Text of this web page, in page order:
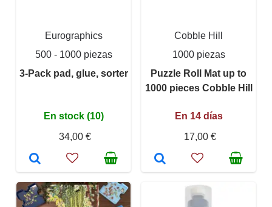
Eurographics
500 - 1000 piezas
3-Pack pad, glue, sorter
En stock (10)
34,00 €
Cobble Hill
1000 piezas
Puzzle Roll Mat up to
1000 pieces Cobble Hill
En 14 días
17,00 €